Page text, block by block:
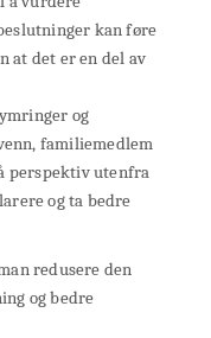
kan føre
at det er en del av
og
familiemedlem
perspektiv utenfra
og ta bedre
redusere den
og bedre